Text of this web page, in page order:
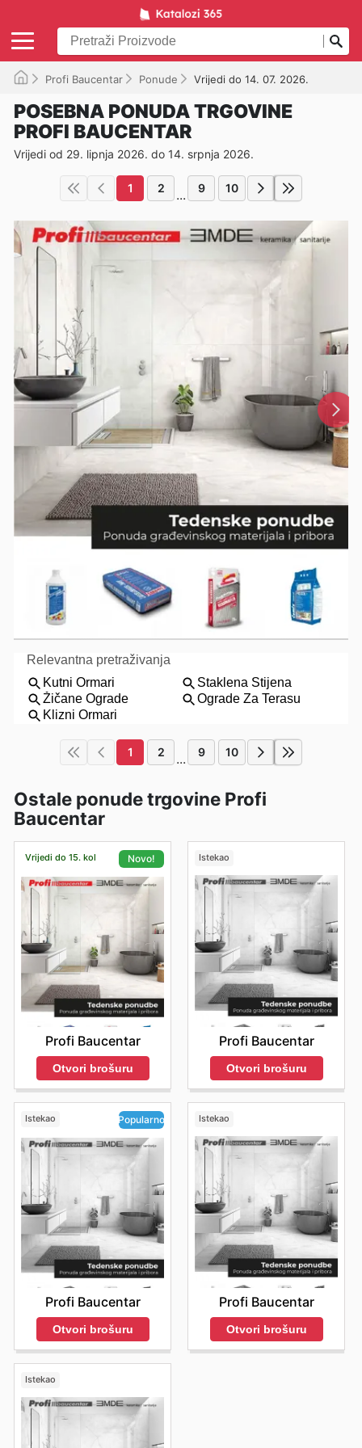
Profi Baucentar Ponude Vrijedi do 14. 07. 2026.
POSEBNA PONUDA TRGOVINE
PROFI BAUCENTAR
Vrijedi od 29. lipnja 2026. do 14. srpnja 2026.
1 2 ... 9 10
1 2 ... 9 10
Ostale ponude trgovine Profi
Baucentar
Vrijedi do 15. kol Novo!
Profi Baucentar
Otvori brošuru
Istekao
Profi Baucentar
Otvori brošuru
Istekao Popularno
Profi Baucentar
Otvori brošuru
Istekao
Profi Baucentar
Otvori brošuru
Istekao